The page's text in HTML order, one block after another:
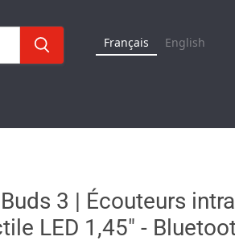
Français English
3 | Écouteurs
LED 1,45" -